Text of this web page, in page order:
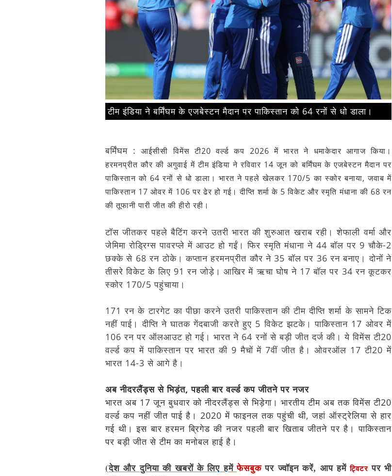
टीम इंडिया ने बर्मिंघम के एजबेस्टन मैदान पर पाकिस्तान को 64 रनों से धो डाला।
बर्मिंघम :आईसीसी विमेंस टी20 वर्ल्ड कप 2026 में भारत ने धमाकेदार आगाज किया।
हरमनप्रीत कौर की अगुवाई में टीम इंडिया ने रविवार 14 जून को बर्मिंघम के एजबेस्टन मैदान पर
पाकिस्तान को 64 रनों से धो डाला। भारत ने पहले खेलकर 170/5 का स्कोर बनाया, जवाब में
पाकिस्तान 17 ओवर में 106 पर ढेर हो गई। दीप्ति शर्मा के 5 विकेट और स्मृति मंधाना की 68 रन
की तूफानी पारी जीत की हीरो रही।
टॉस जीतकर पहले बैटिंग करने उतरी भारत की शुरुआत खराब रही। शेफाली वर्मा और
जेमिमा रोड्रिग्स पावरप्ले में आउट हो गईं। फिर स्मृति मंधाना ने 44 बॉल पर 9 चौके-2
छक्के से 68 रन ठोके। कप्तान हरमनप्रीत कौर ने 35 बॉल पर 36 रन बनाए। दोनों ने
तीसरे विकेट के लिए 91 रन जोड़े। आखिर में ऋचा घोष ने 17 बॉल पर 34 रन कूटकर
स्कोर 170/5 पहुंचाया।
171 रन के टारगेट का पीछा करने उतरी पाकिस्तान की टीम दीप्ति शर्मा के सामने टिक
नहीं पाई। दीप्ति ने घातक गेंदबाजी करते हुए 5 विकेट झटके। पाकिस्तान 17 ओवर में
106 रन पर ऑलआउट हो गई। भारत ने 64 रनों से बड़ी जीत दर्ज की। ये विमेंस टी20
वर्ल्ड कप में पाकिस्तान पर भारत की 9 मैचों में 7वीं जीत है। ओवरऑल 17 टी20 में
भारत 14-3 से आगे है।
अब नीदरलैंड्स से भिड़ंत, पहली बार वर्ल्ड कप जीतने पर नजर
भारत अब 17 जून बुधवार को नीदरलैंड्स से भिड़ेगा। भारतीय टीम अब तक विमेंस टी20
वर्ल्ड कप नहीं जीत पाई है। 2020 में फाइनल तक पहुंची थी, जहां ऑस्ट्रेलिया से हार
गई थी। इस बार हरमन ब्रिगेड की नजर पहली बार खिताब जीतने पर है। पाकिस्तान
पर बड़ी जीत से टीम का मनोबल हाई है।
(देश और दुनिया की खबरों के लिए हमेंफेसबुकपर ज्वॉइन करें, आप हमेंट्विटर पर भी